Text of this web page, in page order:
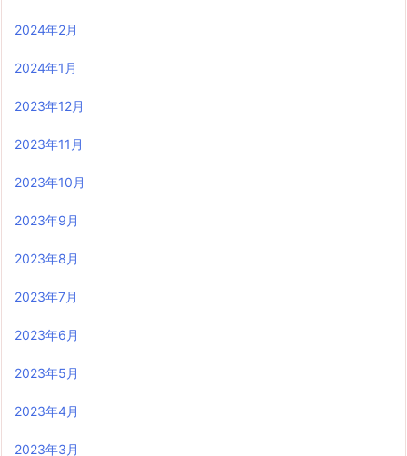
2024年2月
2024年1月
2023年12月
2023年11月
2023年10月
2023年9月
2023年8月
2023年7月
2023年6月
2023年5月
2023年4月
2023年3月